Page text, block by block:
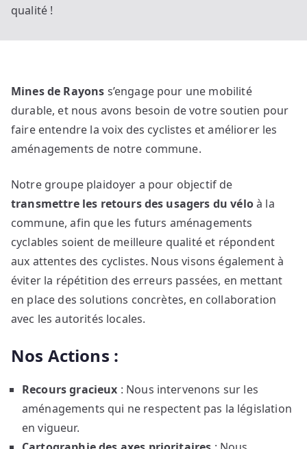
qualité !
Mines de Rayons s’engage pour une mobilité
durable, et nous avons besoin de votre soutien pour
faire entendre la voix des cyclistes et améliorer les
aménagements de notre commune.
Notre groupe plaidoyer a pour objectif de
transmettre les retours des usagers du véloà la
commune, afin que les futurs aménagements
cyclables soient de meilleure qualité et répondent
aux attentes des cyclistes. Nous visons également à
éviter la répétition des erreurs passées, en mettant
en place des solutions concrètes, en collaboration
avec les autorités locales.
Nos Actions :
Recours gracieux : Nous intervenons sur les
aménagements qui ne respectent pas la législation
en vigueur.